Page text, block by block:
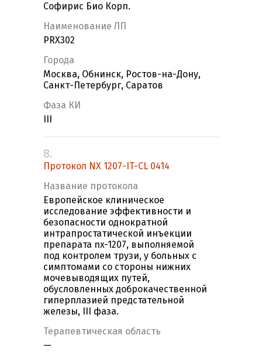
Софирис Био Корп.
Наименование ЛП
PRX302
Города
Москва, Обнинск, Ростов-на-Дону,
Санкт-Петербург, Саратов
Фаза КИ
8.
Протокол NX 1207-IT-CL 0414
Название протокола
Европейское клиническое
исследование эффективности и
безопасности однократной
интрапростатической инъекции
препарата nx-1207, выполняемой
под контролем трузи, у больных с
симптомами со стороны нижних
мочевыводящих путей,
обусловленных доброкачественной
гиперплазией предстательной
железы, III фаза.
Терапевтическая область
—